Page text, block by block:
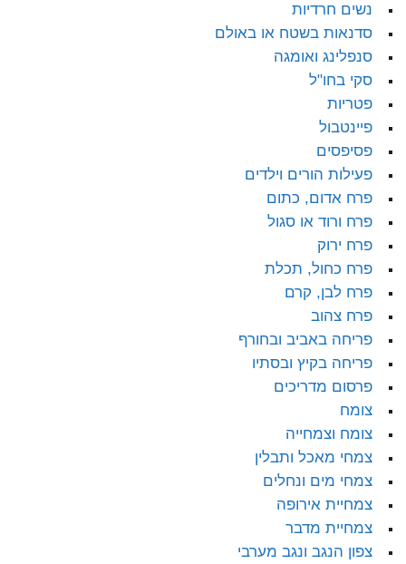
נשים חרדיות
סדנאות בשטח או באולם
סנפלינג ואומגה
סקי בחו"ל
פטריות
פיינטבול
פסיפסים
פעילות הורים וילדים
פרח אדום, כתום
פרח ורוד או סגול
פרח ירוק
פרח כחול, תכלת
פרח לבן, קרם
פרח צהוב
פריחה באביב ובחורף
פריחה בקיץ ובסתיו
פרסום מדריכים
צומח
צומח וצמחייה
צמחי מאכל ותבלין
צמחי מים ונחלים
צמחיית אירופה
צמחיית מדבר
צפון הנגב ונגב מערבי